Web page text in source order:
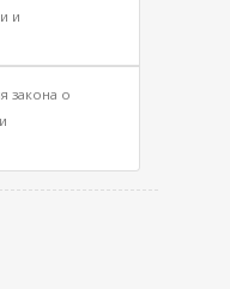
и
закона о